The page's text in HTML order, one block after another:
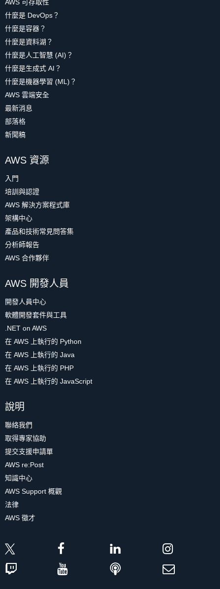
AWS 可存取性
什麼是 DevOps？
什麼是容器？
什麼是資料湖？
什麼是人工智慧 (AI)？
什麼是生成式 AI？
什麼是機器學習 (ML)？
AWS 雲端安全
最新消息
部落格
新聞稿
AWS 資源
入門
培訓與認證
AWS 解決方案程式庫
架構中心
產品和技術常見問答集
分析師報告
AWS 合作夥伴
AWS 開發人員
開發人員中心
軟體開發套件與工具
.NET on AWS
在 AWS 上執行的 Python
在 AWS 上執行的 Java
在 AWS 上執行的 PHP
在 AWS 上執行的 JavaScript
說明
聯絡我們
取得專家協助
提交支援申請單
AWS re:Post
知識中心
AWS Support 概觀
法律
AWS 徵才